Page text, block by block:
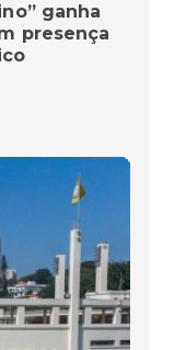
ganha
presença